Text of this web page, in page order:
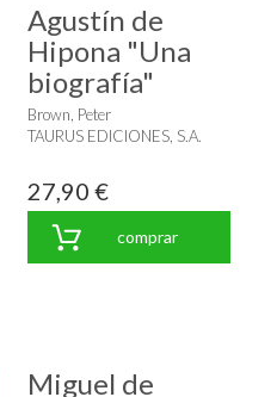
Agustín de
Hipona "Una
biografía"
Brown, Peter
TAURUS EDICIONES, S.A.
27,90 €
comprar
Miguel de